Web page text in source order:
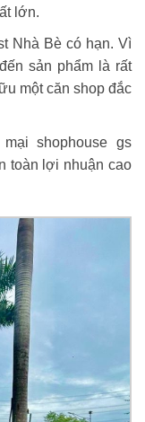
lớn.
Nhà Bè có hạn. Vì
sản phẩm là rất
một căn shop đắc
shophouse gs
toàn lợi nhuận cao